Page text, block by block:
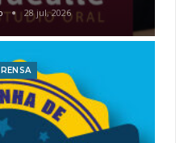
28 jul, 2026